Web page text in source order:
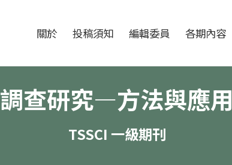
關於 投稿須知 編輯委員 各期內容
調查研究—方法與應用
TSSCI 一級期刊